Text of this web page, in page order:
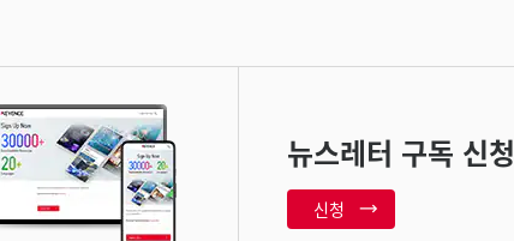
뉴스레터 구독 신청
신청